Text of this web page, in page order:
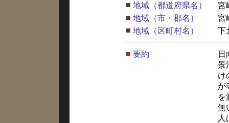
■ 地域（都道府県名）
宮
■ 地域（市・郡名）
宮
■ 地域（区町村名） 下
■ 要約
日
景
け
が
を
無
人